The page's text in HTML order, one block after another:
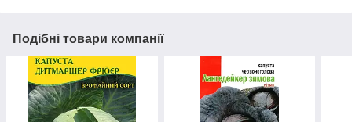
Подібні товари компанії